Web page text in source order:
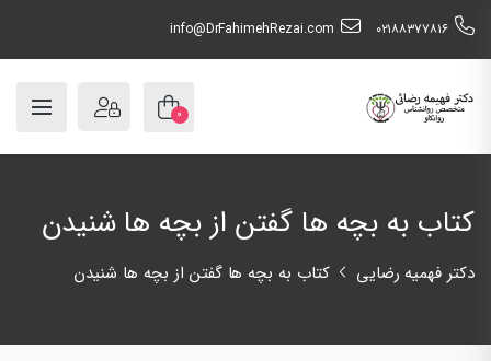
٠٢١٨٨٣٧٧٨١٦ info@DrFahimehRezai.com
۰
کتاب به بچه ها گفتن از بچه ها شنیدن
دکتر فهمیه رضایی کتاب به بچه ها گفتن از بچه ها شنیدن